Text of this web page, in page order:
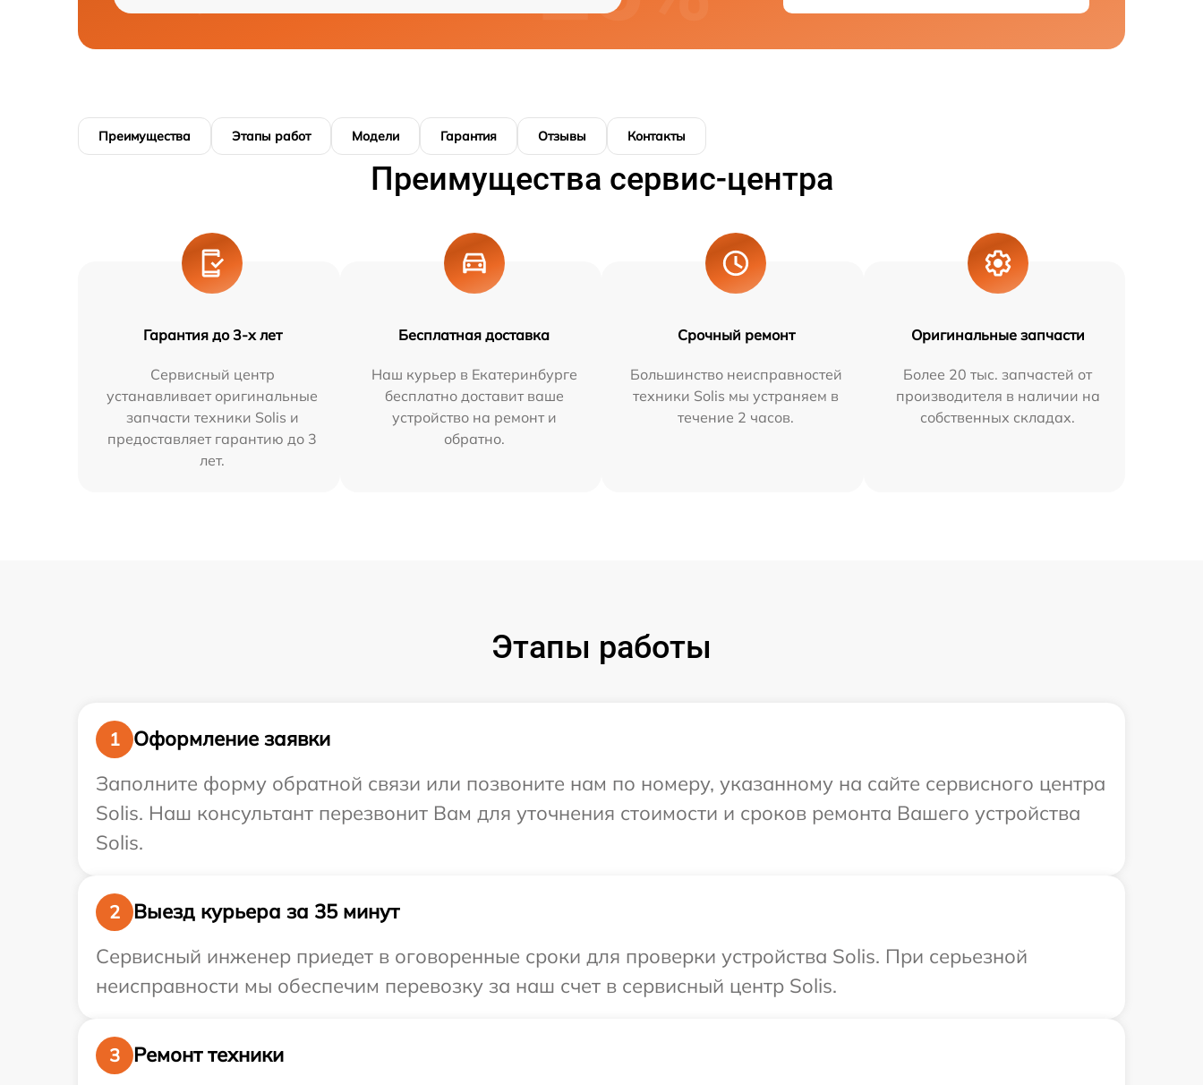
Преимущества Этапы работ Модели Гарантия Отзывы Контакты
Преимущества сервис-центра
Гарантия до 3-х лет
Сервисный центр
устанавливает оригинальные
запчасти техники Solis и
предоставляет гарантию до 3
лет.
Бесплатная доставка
Наш курьер в Екатеринбурге
бесплатно доставит ваше
устройство на ремонт и
обратно.
Срочный ремонт
Большинство неисправностей
техники Solis мы устраняем в
течение 2 часов.
Оригинальные запчасти
Более 20 тыс. запчастей от
производителя в наличии на
собственных складах.
Этапы работы
1
Оформление заявки
Заполните форму обратной связи или позвоните нам по номеру, указанному на сайте сервисного центра
Solis. Наш консультант перезвонит Вам для уточнения стоимости и сроков ремонта Вашего устройства
Solis.
2
Выезд курьера за 35 минут
Сервисный инженер приедет в оговоренные сроки для проверки устройства Solis. При серьезной
неисправности мы обеспечим перевозку за наш счет в сервисный центр Solis.
3
Ремонт техники